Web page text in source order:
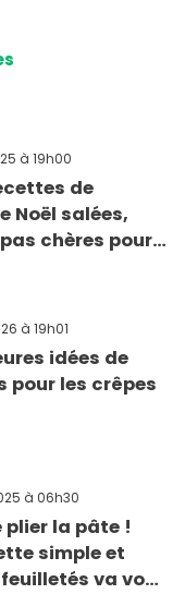
à 19h00
de
Noël salées,
chères pour
à 19h01
idées de
pour les crêpes
à 06h30
la pâte !
simple et
va vous